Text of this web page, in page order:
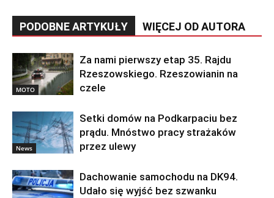
PODOBNE ARTYKUŁY WIĘCEJ OD AUTORA
MOTO
Za nami pierwszy etap 35. Rajdu
Rzeszowskiego. Rzeszowianin na
czele
News
Setki domów na Podkarpaciu bez
prądu. Mnóstwo pracy strażaków
przez ulewy
Dachowanie samochodu na DK94.
Udało się wyjść bez szwanku